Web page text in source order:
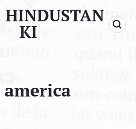
HINDUSTAN
KI